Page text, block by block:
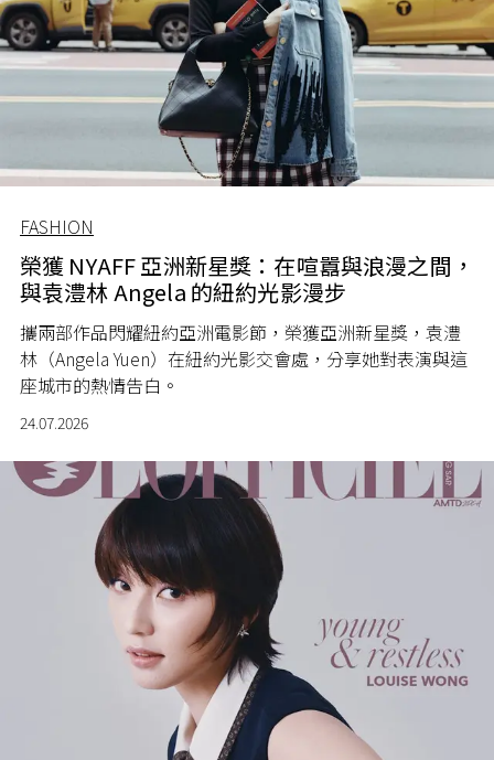
FASHION
榮獲 NYAFF 亞洲新星獎：在喧囂與浪漫之間，
與袁澧林 Angela 的紐約光影漫步
攜兩部作品閃耀紐約亞洲電影節，榮獲亞洲新星獎，袁澧
林（Angela Yuen）在紐約光影交會處，分享她對表演與這
座城市的熱情告白。
24.07.2026